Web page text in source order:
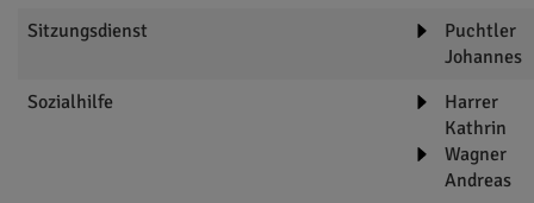
Sitzungsdienst
Puchtler
Johannes
Sozialhilfe
Harrer
Kathrin
Wagner
Andreas